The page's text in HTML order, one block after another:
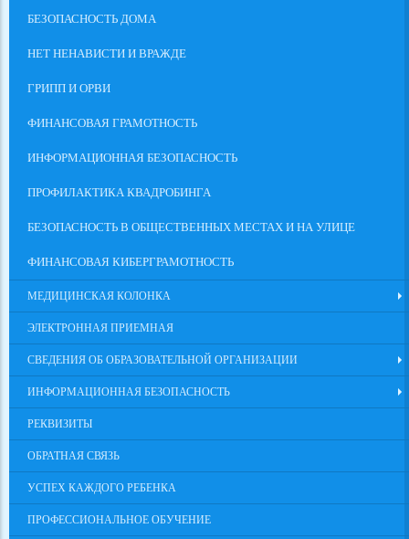
БЕЗОПАСНОСТЬ ДОМА
НЕТ НЕНАВИСТИ И ВРАЖДЕ
ГРИПП И ОРВИ
ФИНАНСОВАЯ ГРАМОТНОСТЬ
ИНФОРМАЦИОННАЯ БЕЗОПАСНОСТЬ
ПРОФИЛАКТИКА КВАДРОБИНГА
БЕЗОПАСНОСТЬ В ОБЩЕСТВЕННЫХ МЕСТАХ И НА УЛИЦЕ
ФИНАНСОВАЯ КИБЕРГРАМОТНОСТЬ
МЕДИЦИНСКАЯ КОЛОНКА
ЭЛЕКТРОННАЯ ПРИЕМНАЯ
СВЕДЕНИЯ ОБ ОБРАЗОВАТЕЛЬНОЙ ОРГАНИЗАЦИИ
ИНФОРМАЦИОННАЯ БЕЗОПАСНОСТЬ
РЕКВИЗИТЫ
ОБРАТНАЯ СВЯЗЬ
УСПЕХ КАЖДОГО РЕБЕНКА
ПРОФЕССИОНАЛЬНОЕ ОБУЧЕНИЕ